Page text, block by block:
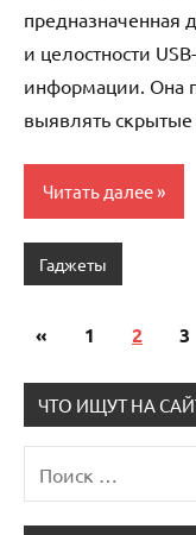
предназначенная
и целостности
информации. Она
выявлять
Читать далее
Гаджеты
Пагинация
записей
« Предыдущие
1 2 3
ЧТО ИЩУТ НА
для: